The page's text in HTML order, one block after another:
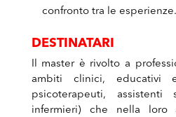
confronto tra le esperienze.
DESTINATARI
Il master è rivolto a
ambiti clinici, educativi
psicoterapeuti,
infermieri) che nella loro